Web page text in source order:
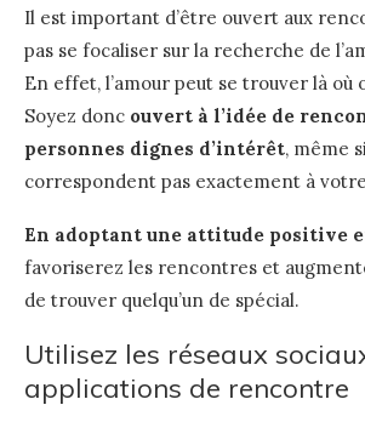
Il est important d’être ouvert aux
pas se focaliser sur la recherche de
En effet, l’amour peut se trouver là où
Soyez donc ouvert à l’idée de
personnes dignes d’intérêt, même
correspondent pas exactement à
En adoptant une attitude positive
favoriserez les rencontres et
de trouver quelqu’un de spécial.
Utilisez les réseaux
applications de rencontre